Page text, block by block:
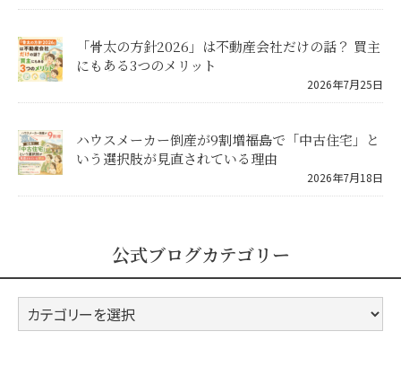
「骨太の方針2026」は不動産会社だけの話？ 買主
にもある3つのメリット
2026年7月25日
ハウスメーカー倒産が9割増――福島で「中古住宅」と
いう選択肢が見直されている理由
2026年7月18日
公式ブログカテゴリー
公
式